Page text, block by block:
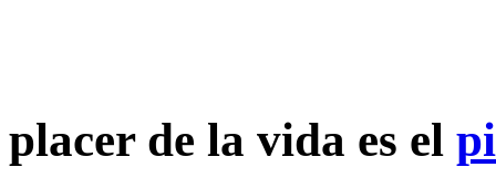
placer de la vida es el